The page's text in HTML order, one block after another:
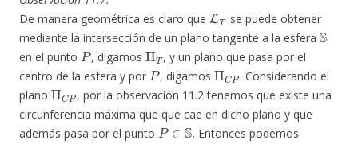
De manera geométrica es claro que
LT
se puede obtener
mediante la intersección de un plano tangente a la esfera
S
en el punto
P
, digamos
ΠT
, y un plano que pasa por el
centro de la esfera y por
P
, digamos
ΠCP
. Considerando el
plano
ΠC P
, por la observación 11.2 tenemos que existe una
circunferencia máxima que que cae en dicho plano y que
además pasa por el punto
P∈S
. Entonces podemos